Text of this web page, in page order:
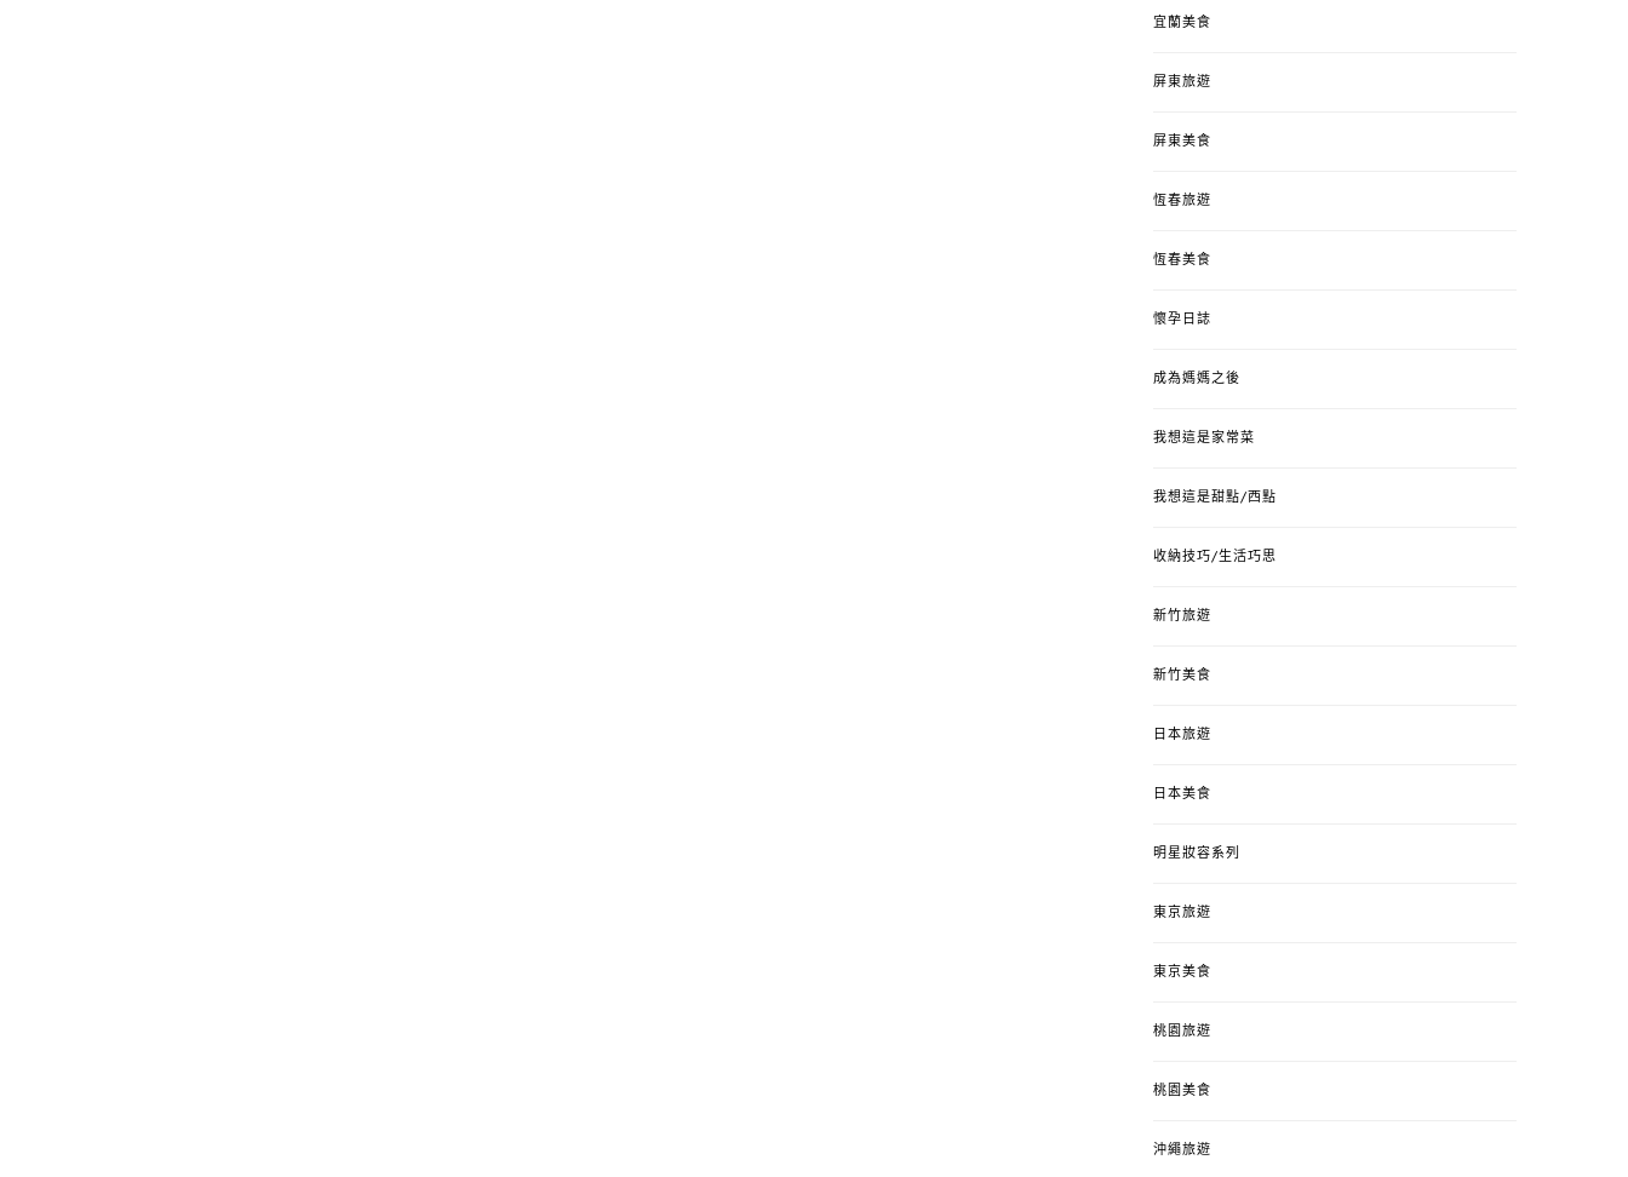
宜蘭美食
屏東旅遊
屏東美食
恆春旅遊
恆春美食
懷孕日誌
成為媽媽之後
我想這是家常菜
我想這是甜點/西點
收納技巧/生活巧思
新竹旅遊
新竹美食
日本旅遊
日本美食
明星妝容系列
東京旅遊
東京美食
桃園旅遊
桃園美食
沖繩旅遊